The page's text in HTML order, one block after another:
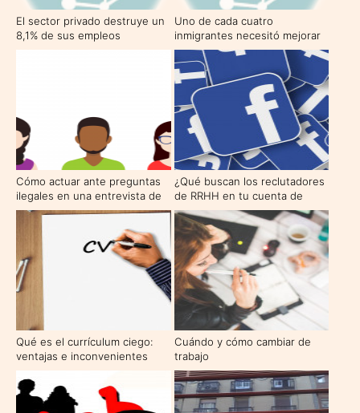
El sector privado destruye un
8,1% de sus empleos
Uno de cada cuatro
inmigrantes necesitó mejorar
su lengua españolas para
conseguir un trabajo
apropiado
Cómo actuar ante preguntas
ilegales en una entrevista de
trabajo
¿Qué buscan los reclutadores
de RRHH en tu cuenta de
Facebook?
Qué es el currículum ciego:
ventajas e inconvenientes
frente al tradicional
Cuándo y cómo cambiar de
trabajo